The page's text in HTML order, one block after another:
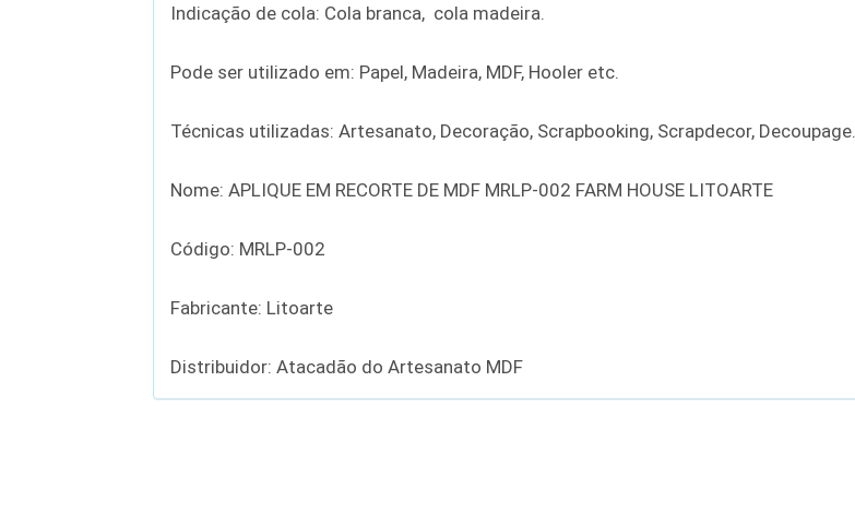
Indicação de cola: Cola branca, cola madeira.
Pode ser utilizado em: Papel, Madeira, MDF, Hooler etc.
Técnicas utilizadas: Artesanato, Decoração, Scrapbooking, Scrapdecor, Decoupage.
Nome: APLIQUE EM RECORTE DE MDF MRLP-002 FARM HOUSE LITOARTE
Código: MRLP-002
Fabricante: Litoarte
Distribuidor: Atacadão do Artesanato MDF